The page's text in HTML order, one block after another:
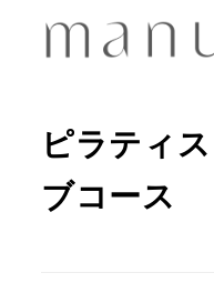
ピラティ
ブコース